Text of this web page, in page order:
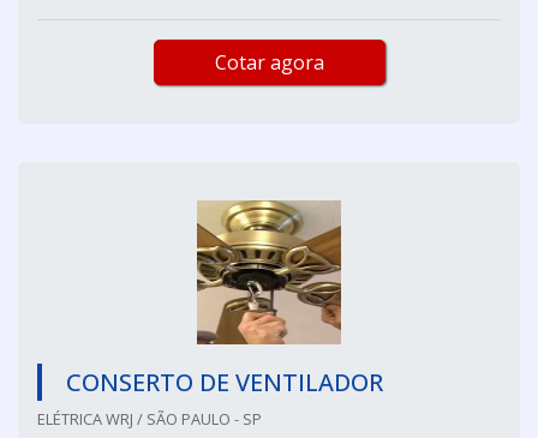
Cotar agora
CONSERTO DE VENTILADOR
ELÉTRICA WRJ / SÃO PAULO - SP